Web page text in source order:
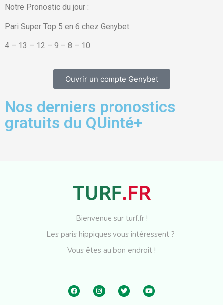
Notre Pronostic du jour :
Pari Super Top 5 en 6 chez Genybet:
4 – 13 – 12 – 9 – 8 – 10
Ouvrir un compte Genybet
Nos derniers pronostics
gratuits du QUinté+
Bienvenue sur turf.fr !
Les paris hippiques vous intéressent ?
Vous êtes au bon endroit !